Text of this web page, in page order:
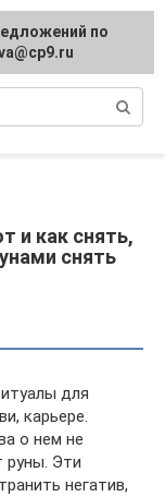
и как снять,
снять
для
карьере.
о нем не
руны. Эти
негатив,
по